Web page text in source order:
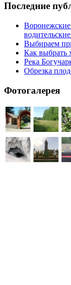
Последние
Выбираем
Как выбрать
Река
Обрезка
Фотогалерея